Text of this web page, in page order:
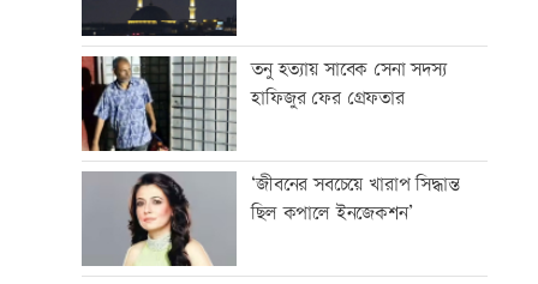
তনু হত্যায় সাবেক সেনা সদস্য
হাফিজুর ফের গ্রেফতার
‘জীবনের সবচেয়ে খারাপ সিদ্ধান্ত
ছিল কপালে ইনজেকশন’